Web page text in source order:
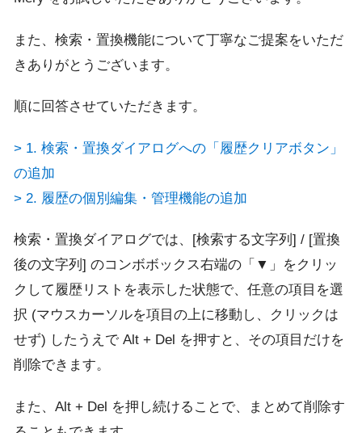
また、検索・置換機能について丁寧なご提案をいただ
きありがとうございます。
順に回答させていただきます。
> 1. 検索・置換ダイアログへの「履歴クリアボタン」
の追加
> 2. 履歴の個別編集・管理機能の追加
検索・置換ダイアログでは、[検索する文字列] / [置換
後の文字列] のコンボボックス右端の「▼」をクリッ
クして履歴リストを表示した状態で、任意の項目を選
択 (マウスカーソルを項目の上に移動し、クリックは
せず) したうえで Alt + Del を押すと、その項目だけを
削除できます。
また、Alt + Del を押し続けることで、まとめて削除す